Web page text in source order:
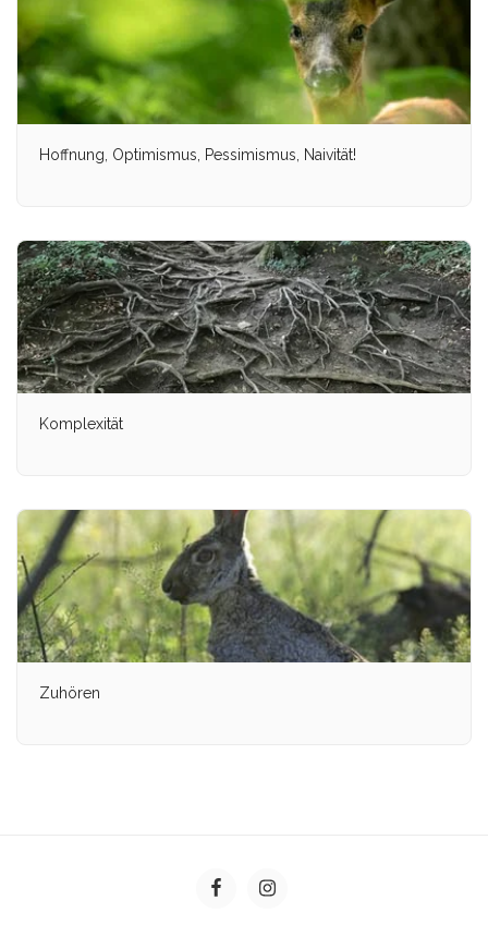
Hoffnung, Optimismus, Pessimismus, Naivität!
Komplexität
Zuhören